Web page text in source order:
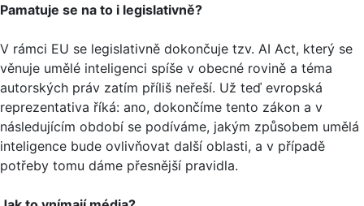
Pamatuje se na to i legislativně?
V rámci EU se legislativně dokončuje tzv. AI Act, který se
věnuje umělé inteligenci spíše v obecné rovině a téma
autorských práv zatím příliš neřeší. Už teď evropská
reprezentativa říká: ano, dokončíme tento zákon a v
následujícím období se podíváme, jakým způsobem umělá
inteligence bude ovlivňovat další oblasti, a v případě
potřeby tomu dáme přesnější pravidla.